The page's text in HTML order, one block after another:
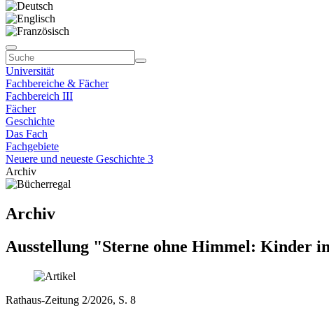
Universität
Fachbereiche & Fächer
Fachbereich III
Fächer
Geschichte
Das Fach
Fachgebiete
Neuere und neueste Geschichte 3
Archiv
Archiv
Ausstellung "Sterne ohne Himmel: Kinder
Rathaus-Zeitung 2/2026, S. 8